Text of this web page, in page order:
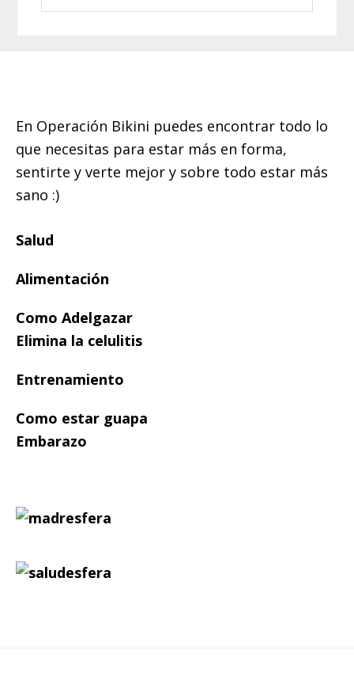
En Operación Bikini puedes encontrar todo lo
que necesitas para estar más en forma,
sentirte y verte mejor y sobre todo estar más
sano :)
Salud
Alimentación
Como Adelgazar
Elimina la celulitis
Entrenamiento
Como estar guapa
Embarazo